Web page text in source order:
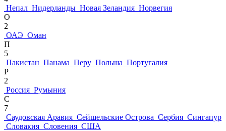
Непал Нидерланды Новая Зеландия Норвегия
О
2
ОАЭ Оман
П
5
Пакистан Панама Перу Польша Португалия
Р
2
Россия Румыния
С
7
Саудовская Аравия Сейшельские Острова Сербия Сингапур
Словакия Словения США